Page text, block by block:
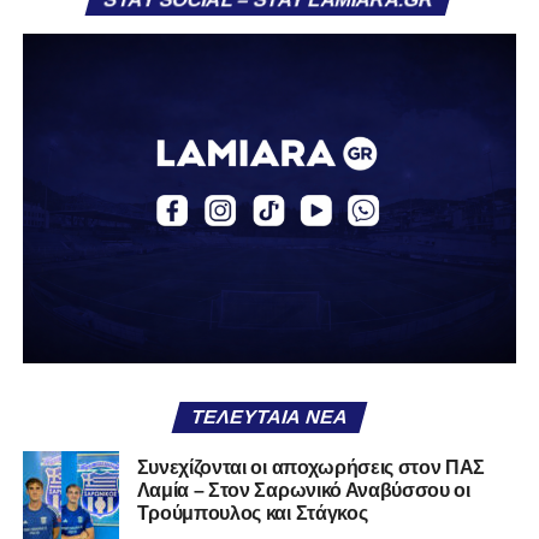
φαίνονται βρίσκεται σήμερα διάτρητη. Σαν ένα σακάκι
καλό που κάποτε φόρεσες σε επίσημες περιστάσεις τώρα
το κρατάς στη ντουλάπα, τσαλακωμένο, χωρίς να ξέρεις
αν πρέπει να το φορέσεις ξανά ή να το χαρίσεις. Η Λαμία
δείχνει να μην ξέρει τι θέλει να είναι. Και αυτό είναι πάντα
φίλαθλοι και περίγυρος, αντί για παράγοντες
Ασχολούνται περισσότερο με τις «χάρες» των άλλων
παρά με τις δικές τους αδυναμίες. Σαν να ψάχνεις
στον διπλανό το γιατί δεν βρέχει, ενώ κρατάς
ομπρέλα μέσα στο σαλόνι.
ΤΕΛΕΥΤΑΊΑ ΝΈΑ
Συνεχίζονται οι αποχωρήσεις στον ΠΑΣ
Λαμία – Στον Σαρωνικό Αναβύσσου οι
Τρούμπουλος και Στάγκος